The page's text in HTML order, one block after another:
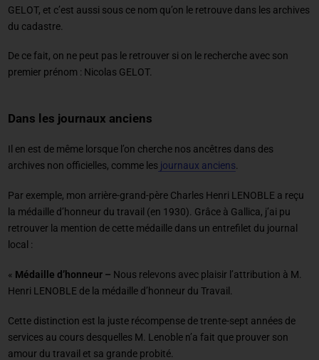
GELOT, et c’est aussi sous ce nom qu’on le retrouve dans les archives
du cadastre.
De ce fait, on ne peut pas le retrouver si on le recherche avec son
premier prénom : Nicolas GELOT.
Dans les journaux anciens
Il en est de même lorsque l’on cherche nos ancêtres dans des
archives non officielles, comme lesjournaux anciens
Par exemple, mon arrière-grand-père Charles Henri LENOBLE a reçu
la médaille d’honneur du travail (en 1930). Grâce à Gallica, j’ai pu
retrouver la mention de cette médaille dans un entrefilet du journal
local :
« Médaille d’honneur – Nous relevons avec plaisir l’attribution à M.
Henri LENOBLE de la médaille d’honneur du Travail.
Cette distinction est la juste récompense de trente-sept années de
services au cours desquelles M. Lenoble n’a fait que prouver son
amour du travail et sa grande probité.